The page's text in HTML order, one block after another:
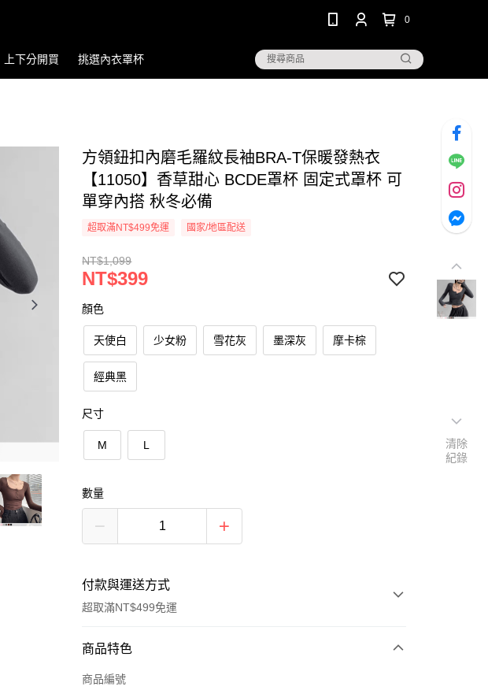
0
上下分開買 挑選內衣罩杯
方領鈕扣內磨毛羅紋長袖BRA-T保暖發熱衣
【11050】香草甜心 BCDE罩杯 固定式罩杯 可
單穿內搭 秋冬必備
超取滿NT$499免運 國家/地區配送
NT$1,099
NT$399
顏色
天使白 少女粉 雪花灰 墨深灰 摩卡棕
經典黑
尺寸
M L
數量
付款與運送方式
超取滿NT$499免運
付款方式
信用卡一次付款
商品特色
商品編號
清除
紀錄